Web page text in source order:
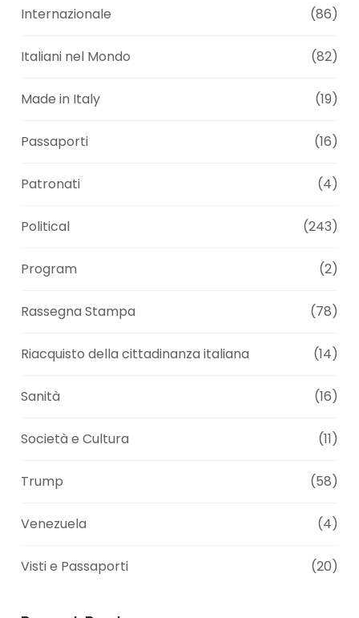
Internazionale (86)
Italiani nel Mondo (82)
Made in Italy (19)
Passaporti (16)
Patronati (4)
Political (243)
Program (2)
Rassegna Stampa (78)
Riacquisto della cittadinanza italiana (14)
Sanità (16)
Società e Cultura (11)
Trump (58)
Venezuela (4)
Visti e Passaporti (20)